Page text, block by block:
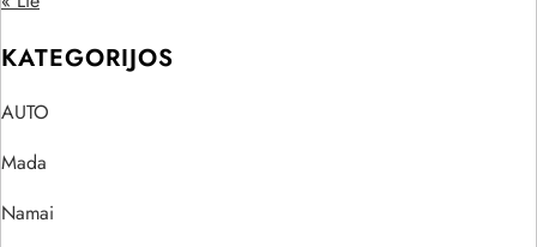
KATEGORIJOS
AUTO
Mada
Namai